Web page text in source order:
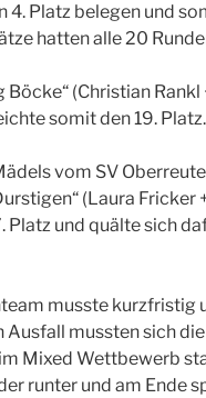
4. Platz belegen und
hatten alle 20
Böcke“ (Christian
somit den 19. Platz.
vom SV
(Laura Fricker
Platz und quälte sich
musste kurzfristig
mussten sich
Mixed Wettbewerb
runter und am Ende